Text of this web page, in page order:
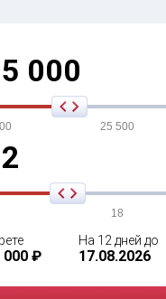
000
25 500
18
000 ₽
На 12 дней до
17.08.2026